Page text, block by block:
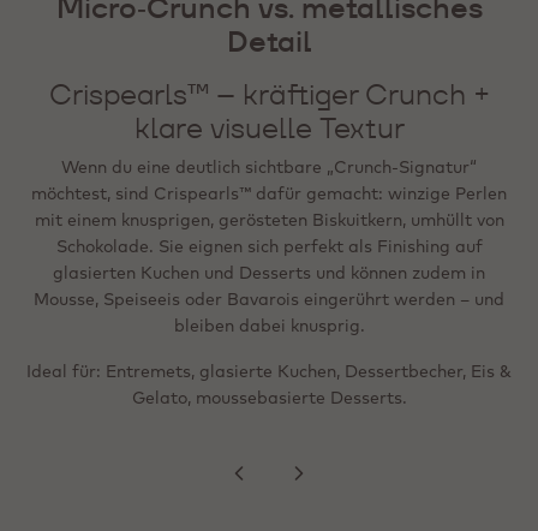
Detail
Crispearls™ – kräftiger Crunch +
klare visuelle Textur
Wenn du eine deutlich sichtbare „Crunch‑Signatur“
möchtest, sind Crispearls™ dafür gemacht: winzige Perlen
mit einem knusprigen, gerösteten Biskuitkern, umhüllt von
Schokolade. Sie eignen sich perfekt als Finishing auf
glasierten Kuchen und Desserts und können zudem in
Mousse, Speiseeis oder Bavarois eingerührt werden – und
bleiben dabei knusprig.
Ideal für: Entremets, glasierte Kuchen, Dessertbecher, Eis &
Gelato, moussebasierte Desserts.
weiterhin crunchy)
Mini Crispearls™ sind die „Mikro“-Version: Miniaturperlen
winzigen gerösteten Biskuitkern. Sie lassen sich leicht
streuen (Sprinkle‑Format) und eignen sich für Shakes,
Standardversion können sie in Mousse, Eis oder Bavarois
gemischt werden und bleiben angenehm knusprig.
Ideal für: feineres, eleganteres Finishing; Getränketoppings;
gleichmäßige Verteilung auf Oberflächen (z. B. Ränder,
Metallic Flakes – hochwertiger
visueller Akzent (hitzestabil /
gefriergeeignet)
Wenn das Ziel ein „Wow“-Effekt ist – festlich,
Metallic Flakes präzise visuelle Akzente. Sie sind
gebrauchsfertig, hitzestabil und lassen sich auf dem
fertigen Produkt einfrieren, ohne Farbübertragung auf
Cremes oder Biskuits.
Pralinen‑Finish, saisonale Specials und
Premium‑Präsentationen in der Theke.